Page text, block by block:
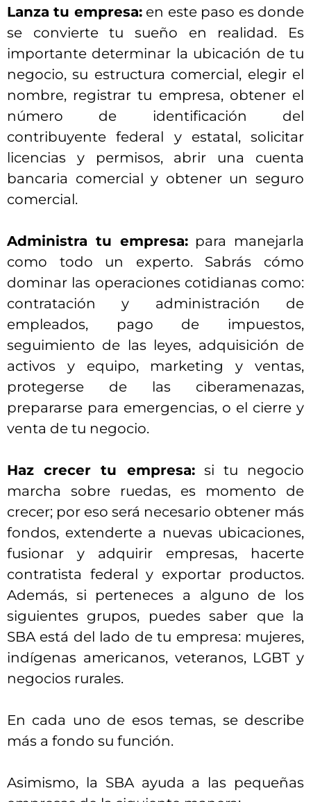
Lanza tu empresa:en este paso es donde
se convierte tu sueño en realidad. Es
importante determinar la ubicación de tu
negocio, su estructura comercial, elegir el
nombre, registrar tu empresa, obtener el
número de identificación del
contribuyente federal y estatal, solicitar
licencias y permisos, abrir una cuenta
bancaria comercial y obtener un seguro
comercial.
Administra tu empresa:para manejarla
como todo un experto. Sabrás cómo
dominar las operaciones cotidianas como:
contratación y administración de
empleados, pago de impuestos,
seguimiento de las leyes, adquisición de
activos y equipo, marketing y ventas,
protegerse de las ciberamenazas,
prepararse para emergencias, o el cierre y
venta de tu negocio.
Haz crecer tu empresa:si tu negocio
marcha sobre ruedas, es momento de
crecer; por eso será necesario obtener más
fondos, extenderte a nuevas ubicaciones,
fusionar y adquirir empresas, hacerte
contratista federal y exportar productos.
Además, si perteneces a alguno de los
siguientes grupos, puedes saber que la
SBA está del lado de tu empresa: mujeres,
indígenas americanos, veteranos, LGBT y
negocios rurales.
En cada uno de esos temas, se describe
más a fondo su función.
Asimismo, la SBA ayuda a las pequeñas